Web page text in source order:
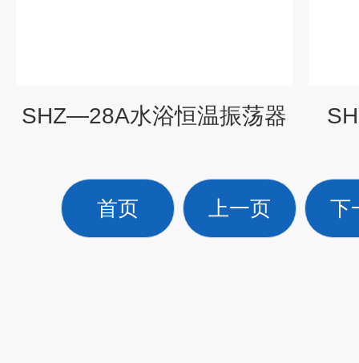
SHZ―28A水浴恒温振荡器
首页 上一页 下